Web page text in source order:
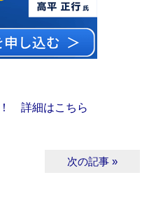
詳細はこちら
次の記事 »